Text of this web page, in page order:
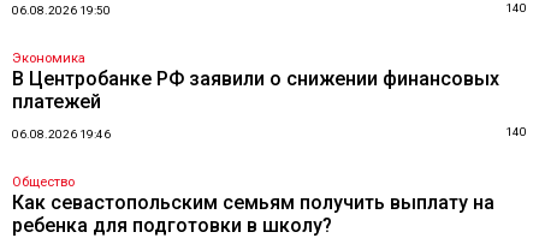
06.08.2026 19:50 140
Экономика
В Центробанке РФ заявили о снижении финансовых
платежей
06.08.2026 19:46 140
Общество
Как севастопольским семьям получить выплату на
ребенка для подготовки в школу?